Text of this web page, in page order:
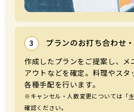
3 プランのお打ち合わせ
作成したプランをご提案し、メ
アウトなどを確定。料理やスタ
各種⼿配を⾏います。
※キャンセル・⼈数変更については「
確認ください。